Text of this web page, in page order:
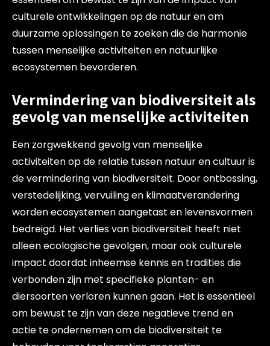
culturele ontwikkelingen op de natuur en om
duurzame oplossingen te zoeken die de harmonie
tussen menselijke activiteiten en natuurlijke
ecosystemen bevorderen.
Vermindering van biodiversiteit als
gevolg van menselijke activiteiten
Een zorgwekkend gevolg van menselijke
activiteiten op de relatie tussen natuur en cultuur is
de vermindering van biodiversiteit. Door ontbossing,
verstedelijking, vervuiling en klimaatverandering
worden ecosystemen aangetast en levensvormen
bedreigd. Het verlies van biodiversiteit heeft niet
alleen ecologische gevolgen, maar ook culturele
impact doordat inheemse kennis en tradities die
verbonden zijn met specifieke planten- en
diersoorten verloren kunnen gaan. Het is essentieel
om bewust te zijn van deze negatieve trend en
actie te ondernemen om de biodiversiteit te